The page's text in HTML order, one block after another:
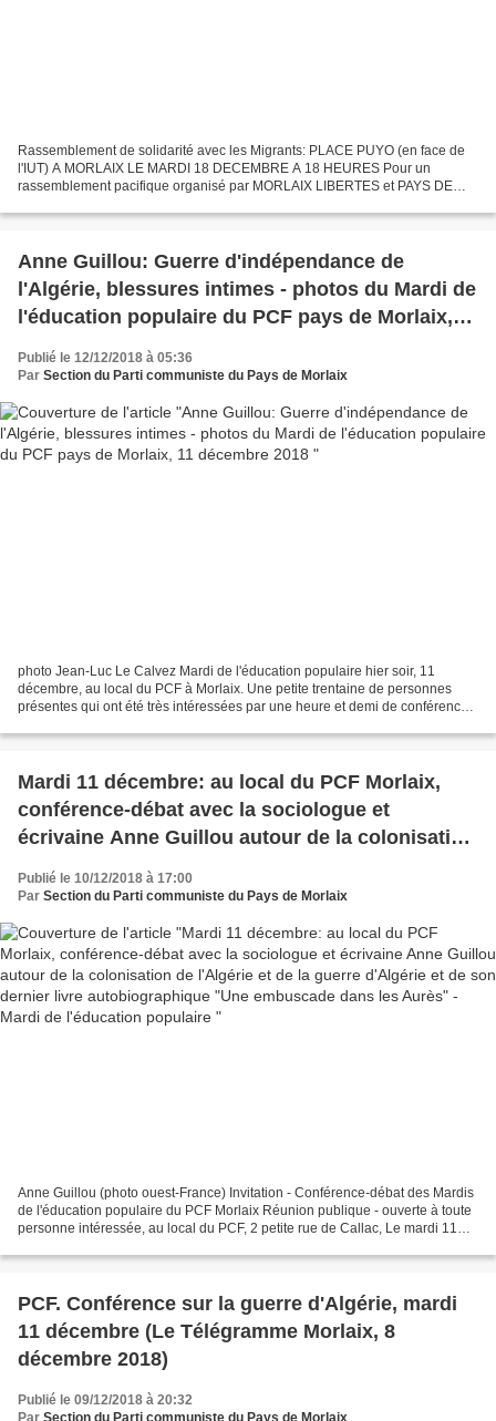
Rassemblement de solidarité avec les Migrants: PLACE PUYO (en face de
l'IUT) A MORLAIX LE MARDI 18 DECEMBRE A 18 HEURES Pour un
rassemblement pacifique organisé par MORLAIX LIBERTES et PAYS DE
internationale...
Anne Guillou: Guerre d'indépendance de
l'Algérie, blessures intimes - photos du Mardi de
l'éducation populaire du PCF pays de Morlaix,
Publié le 12/12/2018 à 05:36
Par Section du Parti communiste du Pays de Morlaix
photo Jean-Luc Le Calvez Mardi de l'éducation populaire hier soir, 11
décembre, au local du PCF à Morlaix. Une petite trentaine de personnes
présentes qui ont été très intéressées par une heure et demi de conférence
Mardi 11 décembre: au local du PCF Morlaix,
conférence-débat avec la sociologue et
écrivaine Anne Guillou autour de la colonisation
de l'Algérie et de la guerre d'Algérie et de son
dernier livre autobiographique "Une embuscade
Publié le 10/12/2018 à 17:00
Par Section du Parti communiste du Pays de Morlaix
Anne Guillou (photo ouest-France) Invitation - Conférence-débat des Mardis
de l'éducation populaire du PCF Morlaix Réunion publique - ouverte à toute
personne intéressée, au local du PCF, 2 petite rue de Callac, Le mardi 11
PCF. Conférence sur la guerre d'Algérie, mardi
11 décembre (Le Télégramme Morlaix, 8
décembre 2018)
Publié le 09/12/2018 à 20:32
Par Section du Parti communiste du Pays de Morlaix